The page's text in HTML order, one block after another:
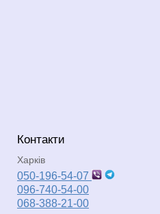
Контакти
Харків
050-196-54-07
096-740-54-00
068-388-21-00